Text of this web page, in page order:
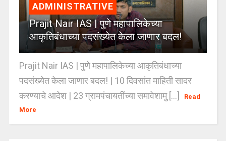
ADMINISTRATIVE
Prajit Nair IAS | पुणे महापालिकेच्या
आकृतिबंधाच्या पदसंख्येत केला जाणार बदल!
Prajit Nair IAS | पुणे महापालिकेच्या आकृतिबंधाच्या
पदसंख्येत केला जाणार बदल! | 10 दिवसांत माहिती सादर
करण्याचे आदेश | 23 ग्रामपंचायतींच्या समावेशामु [...]
Read
More